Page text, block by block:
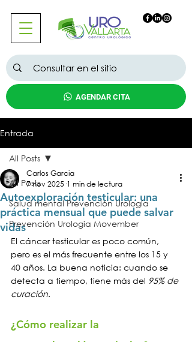
AGENDAR CITA
Entrada
All Posts
Salud mental Prevención Urología
Prevención Urología Movember
All Posts
Autoexploración testicular: una
práctica mensual que puede salvar
vidas
Carlos Garcia
7 nov 2025 1 min de lectura
El cáncer testicular es poco común,
pero es el más frecuente entre los 15 y
40 años. La buena noticia: cuando se
detecta a tiempo, tiene más del 95% de
curación.
¿Cómo realizar la